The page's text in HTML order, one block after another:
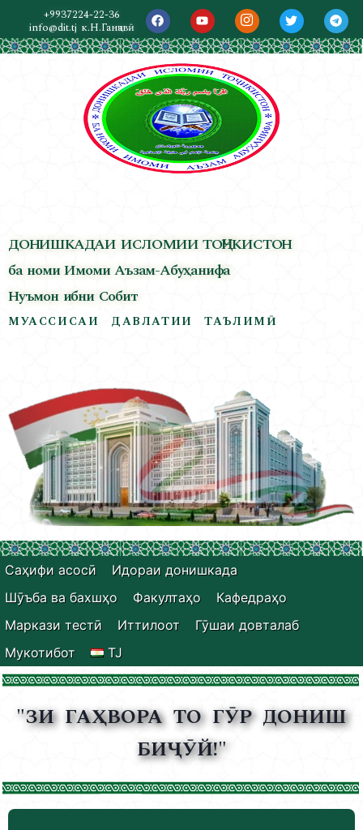
+9937224-22-36
info@dit.tj к.Н.Ганҷавӣ
ДОНИШКАДАИ ИСЛОМИИ ТОҶИКИСТОН
ба номи Имоми Аъзам-Абуҳанифа
Нуъмон ибни Собит
МУАССИСАИ ДАВЛАТИИ ТАЪЛИМӢ
Саҳифи асосӣ
Идораи донишкада
Шӯъба ва бахшҳо
Факултаҳо
Кафедраҳо
Маркази тестӣ
Иттилоот
Гӯшаи довталаб
Мукотибот
TJ
"ЗИ ГАҲВОРА ТО ГӮР ДОНИШ
БИҶӮЙ!"